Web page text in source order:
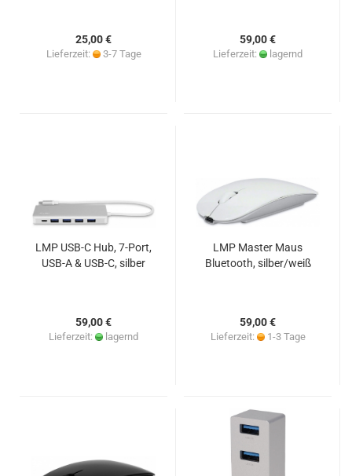
25,00 €
Lieferzeit: 3-7 Tage
59,00 €
Lieferzeit: lagernd
LMP USB-C Hub, 7-Port,
USB-A & USB-C, silber
59,00 €
Lieferzeit: lagernd
LMP Master Maus
Bluetooth, silber/weiß
59,00 €
Lieferzeit: 1-3 Tage